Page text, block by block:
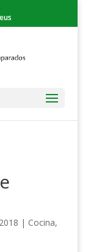
| Cocina,